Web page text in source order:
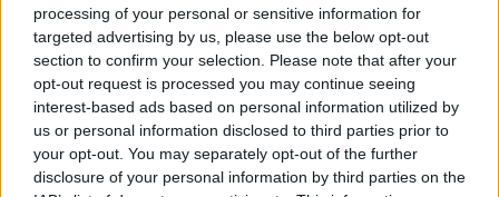
processing of your personal or sensitive information for
targeted advertising by us, please use the below opt-out
section to confirm your selection. Please note that after your
opt-out request is processed you may continue seeing
interest-based ads based on personal information utilized by
us or personal information disclosed to third parties prior to
your opt-out. You may separately opt-out of the further
disclosure of your personal information by third parties on the